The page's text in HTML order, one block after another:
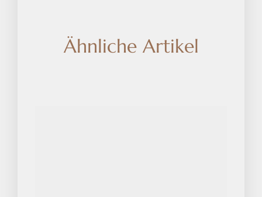
Ähnliche Artikel